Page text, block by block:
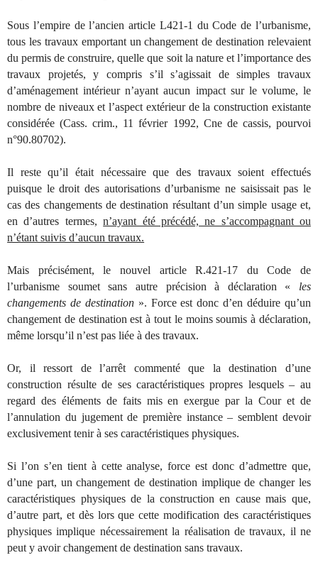
Sous l’empire de l’ancien article L421-1 du Code de l’urbanisme,
tous les travaux emportant un changement de destination relevaient
du permis de construire, quelle que soit la nature et l’importance des
travaux projetés, y compris s’il s’agissait de simples travaux
d’aménagement intérieur n’ayant aucun impact sur le volume, le
nombre de niveaux et l’aspect extérieur de la construction existante
considérée (Cass. crim., 11 février 1992, Cne de cassis, pourvoi
n°90.80702).
Il reste qu’il était nécessaire que des travaux soient effectués
puisque le droit des autorisations d’urbanisme ne saisissait pas le
cas des changements de destination résultant d’un simple usage et,
en d’autres termes,n’ayant été précédé, ne s’accompagnant ou
n’étant suivis d’aucun travaux.
Mais précisément, le nouvel article R.421-17 du Code de
l’urbanisme soumet sans autre précision à déclaration « les
changements de destination». Force est donc d’en déduire qu’un
changement de destination est à tout le moins soumis à déclaration,
même lorsqu’il n’est pas liée à des travaux.
Or, il ressort de l’arrêt commenté que la destination d’une
construction résulte de ses caractéristiques propres lesquels – au
regard des éléments de faits mis en exergue par la Cour et de
l’annulation du jugement de première instance – semblent devoir
exclusivement tenir à ses caractéristiques physiques.
Si l’on s’en tient à cette analyse, force est donc d’admettre que,
d’une part, un changement de destination implique de changer les
caractéristiques physiques de la construction en cause mais que,
d’autre part, et dès lors que cette modification des caractéristiques
physiques implique nécessairement la réalisation de travaux, il ne
peut y avoir changement de destination sans travaux.